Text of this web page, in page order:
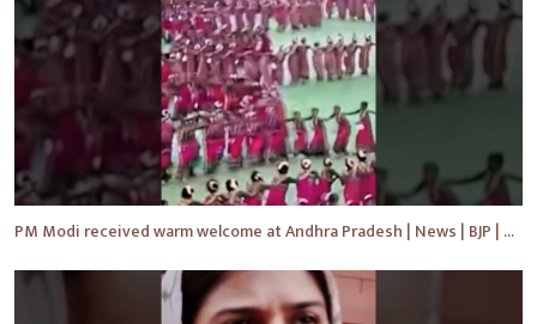
PM Modi received warm welcome at Andhra Pradesh | News | BJP | #shorts #ytshorts #news